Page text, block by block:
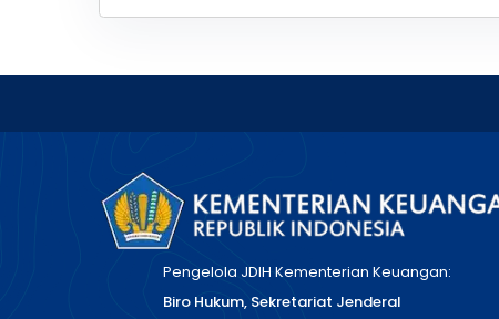
Pengelola JDIH Kementerian Keuangan:
Biro Hukum, Sekretariat Jenderal